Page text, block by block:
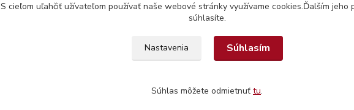
S cieľom uľahčiť užívateľom používať naše webové stránky využívame cookies.Ďalším jeho
súhlasíte.
Nastavenia Súhlasím
Súhlas môžete odmietnuť tu.